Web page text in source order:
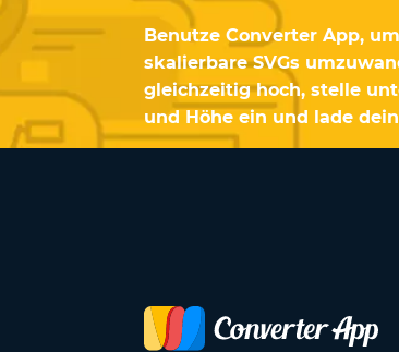
Benutze Converter App,
skalierbare SVGs
gleichzeitig hoch, stelle
und Höhe ein und lade